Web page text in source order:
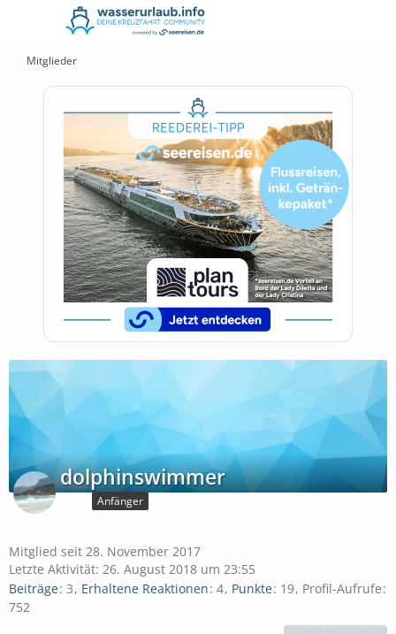
Mitglieder
dolphinswimmer
Anfänger
Mitglied seit 28. November 2017
Letzte Aktivität: 26. August 2018 um 23:55
Beiträge 3 Erhaltene Reaktionen 4 Punkte 19 Profil-Aufrufe
752